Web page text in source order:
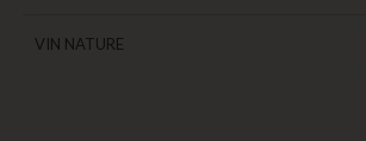
VIN NATURE